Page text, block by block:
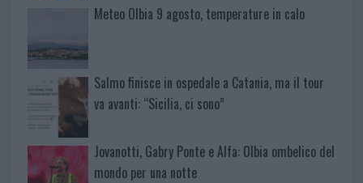
Meteo Olbia 9 agosto, temperature in calo
Salmo finisce in ospedale a Catania, ma il tour
va avanti: “Sicilia, ci sono”
Jovanotti, Gabry Ponte e Alfa: Olbia ombelico del
mondo per una notte